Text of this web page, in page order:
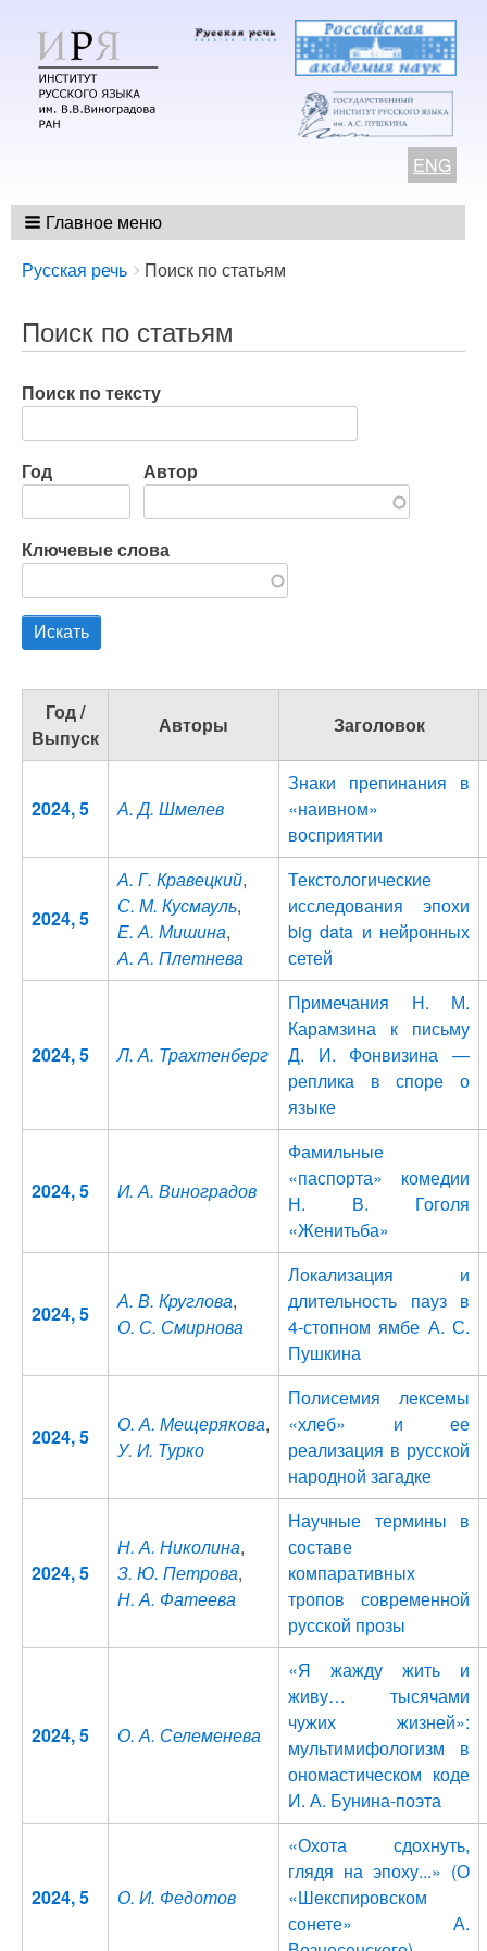
ENG
Главное меню
Breadcrumbs
You
here:
Русская речь Поиск по статьям
Поиск по статьям
Поиск по тексту
Год Автор
Ключевые слова
Год /
Выпуск
Авторы Заголовок
2024, 5 А. Д. Шмелев
Знаки препинания в
«наивном»
восприятии
2024, 5
А. Г. Кравецкий,
С. М. Кусмауль,
Е. А. Мишина,
А. А. Плетнева
Текстологические
исследования эпохи
big data и нейронных
сетей
2024, 5 Л. А. Трахтенберг
Примечания Н. М.
Карамзина к письму
Д. И. Фонвизина —
реплика в споре о
языке
2024, 5 И. А. Виноградов
Фамильные
«паспорта» комедии
Н. В. Гоголя
«Женитьба»
2024, 5
А. В. Круглова,
О. С. Смирнова
Локализация и
длительность пауз в
4-стопном ямбе А. С.
Пушкина
2024, 5
О. А. Мещерякова,
У. И. Турко
Полисемия лексемы
«хлеб» и ее
реализация в русской
народной загадке
2024, 5
Н. А. Николина,
З. Ю. Петрова,
Н. А. Фатеева
Научные термины в
составе
компаративных
тропов современной
русской прозы
2024, 5 О. А. Селеменева
«Я жажду жить и
живу… тысячами
чужих жизней»:
мультимифологизм в
ономастическом коде
И. А. Бунина-поэта
2024, 5 О. И. Федотов
«Охота сдохнуть,
глядя на эпоху...» (О
«Шекспировском
сонете» А.